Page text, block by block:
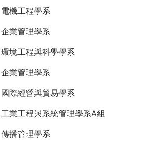
電機工程學系
企業管理學系
環境工程與科學學系
企業管理學系
國際經營與貿易學系
工業工程與系統管理學系A組
傳播管理學系